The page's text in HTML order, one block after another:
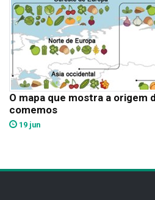
O mapa que mostra a origem
comemos
19 jun